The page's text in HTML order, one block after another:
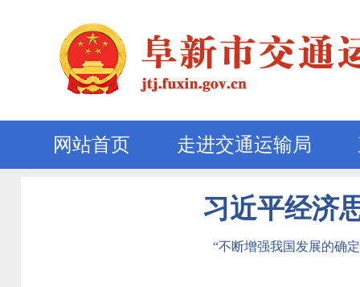
网站首页 走进交通运输局
习近平经济
“不断增强我国发展的确